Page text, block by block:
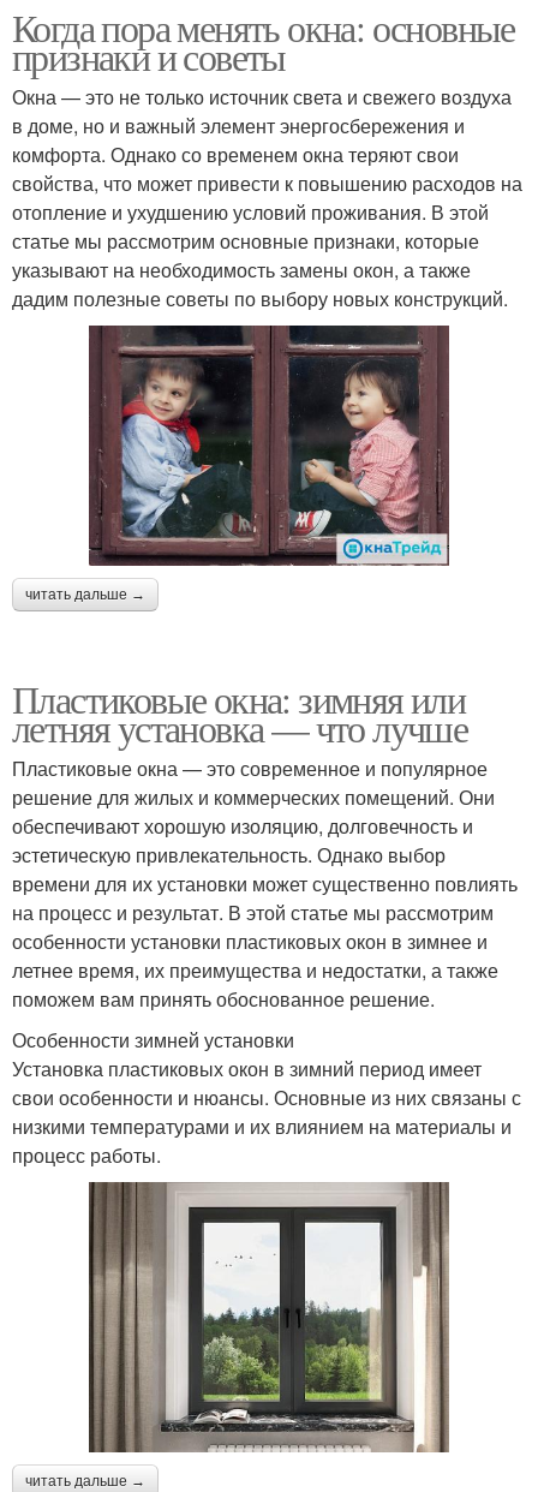
Когда пора менять окна: основные
признаки и советы
Окна — это не только источник света и свежего воздуха
в доме, но и важный элемент энергосбережения и
комфорта. Однако со временем окна теряют свои
свойства, что может привести к повышению расходов на
отопление и ухудшению условий проживания. В этой
статье мы рассмотрим основные признаки, которые
указывают на необходимость замены окон, а также
дадим полезные советы по выбору новых конструкций.
читать дальше →
Пластиковые окна: зимняя или
летняя установка — что лучше
Пластиковые окна — это современное и популярное
решение для жилых и коммерческих помещений. Они
обеспечивают хорошую изоляцию, долговечность и
эстетическую привлекательность. Однако выбор
времени для их установки может существенно повлиять
на процесс и результат. В этой статье мы рассмотрим
особенности установки пластиковых окон в зимнее и
летнее время, их преимущества и недостатки, а также
поможем вам принять обоснованное решение.
Особенности зимней установки
Установка пластиковых окон в зимний период имеет
свои особенности и нюансы. Основные из них связаны с
низкими температурами и их влиянием на материалы и
процесс работы.
читать дальше →